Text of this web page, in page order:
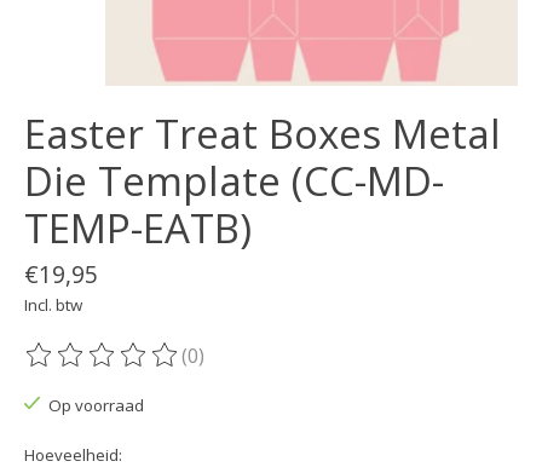
Easter Treat Boxes Metal
Die Template (CC-MD-
TEMP-EATB)
€19,95
Incl. btw
De beoordeling van dit product is
(0)
Op voorraad
Hoeveelheid: